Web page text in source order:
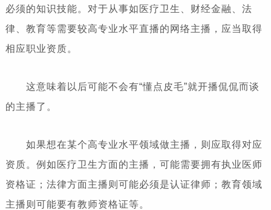
必须的知识技能。对于从事如医疗卫生、财经金融、法
律、教育等需要较高专业水平直播的网络主播，应当取得
相应职业资质。
这意味着以后可能不会有“懂点皮毛”就开播侃侃而谈
的主播了。
如果想在某个高专业水平领域做主播，则应取得对应
资质。例如医疗卫生方面的主播，可能需要拥有执业医师
资格证；法律方面主播则可能必须是认证律师；教育领域
主播则可能要有教师资格证等。